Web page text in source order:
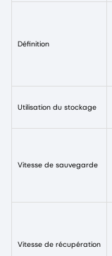
Définition
Utilisation du stockage
Vitesse de sauvegarde
Vitesse de récupération